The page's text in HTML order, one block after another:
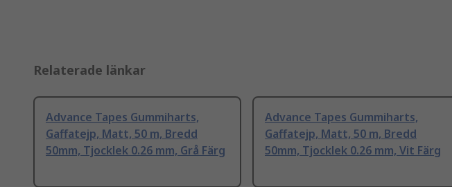
Relaterade länkar
Advance Tapes Gummiharts,
Gaffatejp, Matt, 50 m, Bredd
50mm, Tjocklek 0.26 mm, Grå Färg
Advance Tapes Gummiharts,
Gaffatejp, Matt, 50 m, Bredd
50mm, Tjocklek 0.26 mm, Vit Färg